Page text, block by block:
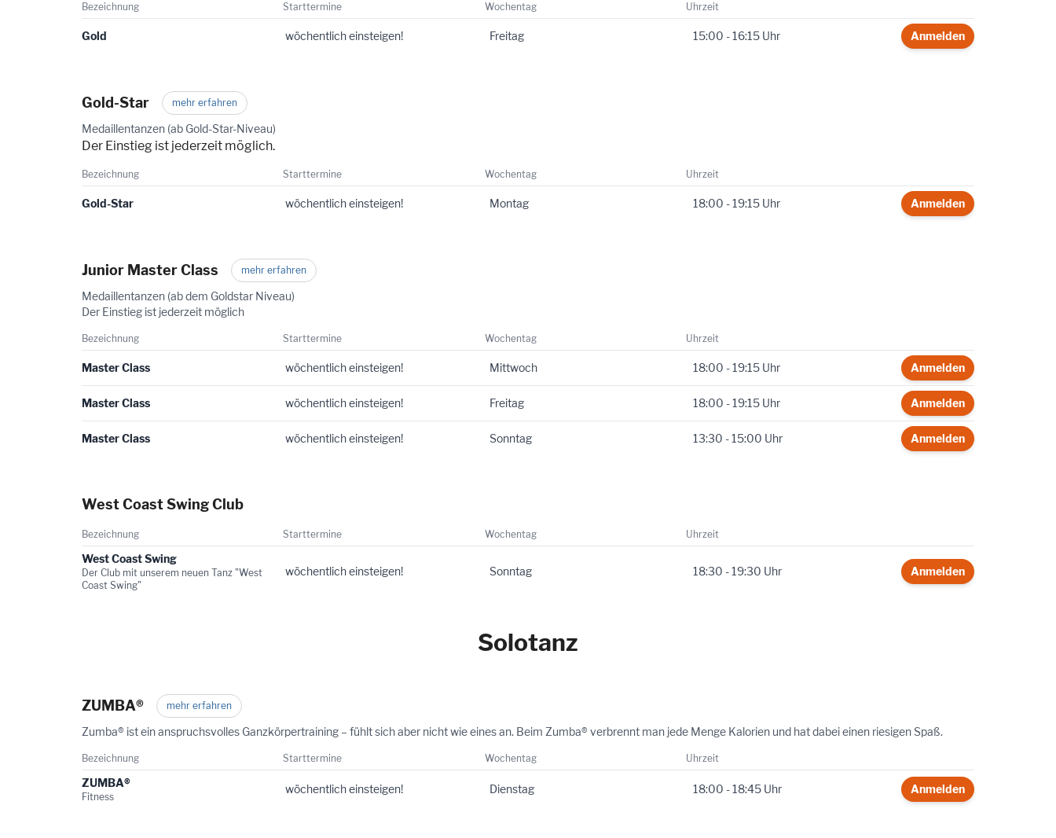
Bezeichnung Starttermine Wochentag Uhrzeit
Gold wöchentlich einsteigen! Freitag 15:00 - 16:15 Uhr Anmelden
Gold-Star mehr erfahren
Medaillentanzen (ab Gold-Star-Niveau)
Der Einstieg ist jederzeit möglich.
Bezeichnung Starttermine Wochentag Uhrzeit
Gold-Star wöchentlich einsteigen! Montag 18:00 - 19:15 Uhr Anmelden
Junior Master Class mehr erfahren
Medaillentanzen (ab dem Goldstar Niveau)
Der Einstieg ist jederzeit möglich
Bezeichnung Starttermine Wochentag Uhrzeit
Master Class wöchentlich einsteigen! Mittwoch 18:00 - 19:15 Uhr Anmelden
Master Class wöchentlich einsteigen! Freitag 18:00 - 19:15 Uhr Anmelden
Master Class wöchentlich einsteigen! Sonntag 13:30 - 15:00 Uhr Anmelden
West Coast Swing Club
Bezeichnung Starttermine Wochentag Uhrzeit
West Coast Swing
Der Club mit unserem neuen Tanz "West
Coast Swing"
wöchentlich einsteigen! Sonntag 18:30 - 19:30 Uhr Anmelden
Solotanz
ZUMBA® mehr erfahren
Zumba® ist ein anspruchsvolles Ganzkörpertraining – fühlt sich aber nicht wie eines an. Beim Zumba® verbrennt man jede Menge Kalorien und hat dabei einen riesigen Spaß.
Bezeichnung Starttermine Wochentag Uhrzeit
ZUMBA®
Fitness
wöchentlich einsteigen! Dienstag 18:00 - 18:45 Uhr Anmelden